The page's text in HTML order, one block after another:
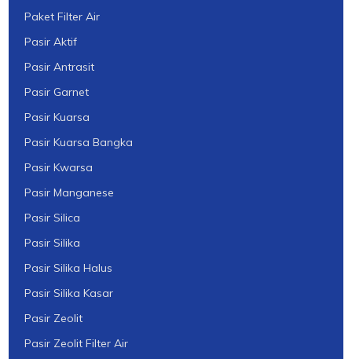
Paket Filter Air
Pasir Aktif
Pasir Antrasit
Pasir Garnet
Pasir Kuarsa
Pasir Kuarsa Bangka
Pasir Kwarsa
Pasir Manganese
Pasir Silica
Pasir Silika
Pasir Silika Halus
Pasir Silika Kasar
Pasir Zeolit
Pasir Zeolit Filter Air